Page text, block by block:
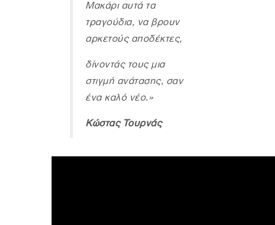
Μακάρι αυτά τα
τραγούδια, να βρουν
αρκετούς αποδέκτες,
δίνοντάς τους µια
στιγµή ανάτασης, σαν
ένα καλό νέο.»
Κώστας Τουρνάς